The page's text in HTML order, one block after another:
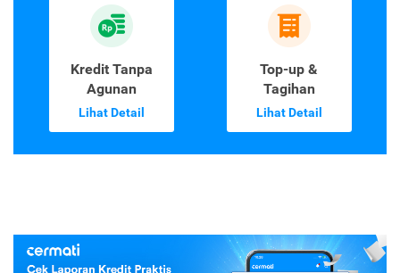
Kredit Tanpa
Agunan
Lihat Detail
Top-up &
Tagihan
Lihat Detail